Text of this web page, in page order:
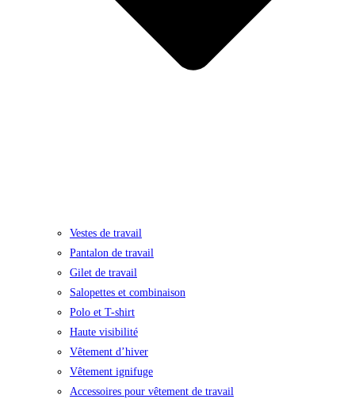
Vestes de travail
Pantalon de travail
Gilet de travail
Salopettes et combinaison
Polo et T-shirt
Haute visibilité
Vêtement d’hiver
Vêtement ignifuge
Accessoires pour vêtement de travail